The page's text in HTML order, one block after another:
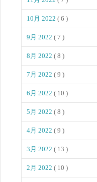
10月 2022 ( 6 )
9月 2022 ( 7 )
8月 2022 ( 8 )
7月 2022 ( 9 )
6月 2022 ( 10 )
5月 2022 ( 8 )
4月 2022 ( 9 )
3月 2022 ( 13 )
2月 2022 ( 10 )